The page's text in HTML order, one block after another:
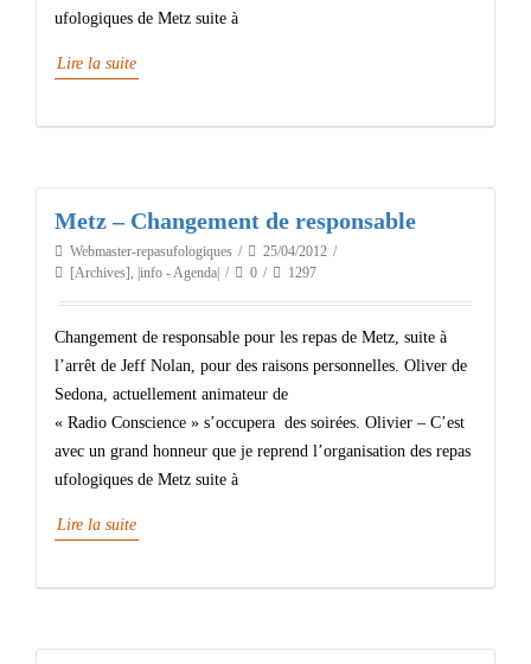
ufologiques de Metz suite à
Lire la suite
Metz – Changement de responsable
Webmaster-repasufologiques
25/04/2012
[Archives], |info - Agenda| 0 1297
Changement de responsable pour les repas de Metz, suite à
l’arrêt de Jeff Nolan, pour des raisons personnelles. Oliver de
Sedona, actuellement animateur de
« Radio Conscience » s’occupera des soirées. Olivier – C’est
avec un grand honneur que je reprend l’organisation des repas
ufologiques de Metz suite à
Lire la suite